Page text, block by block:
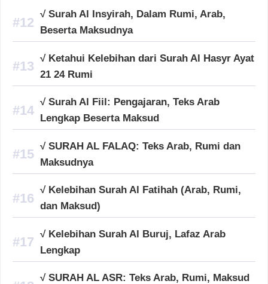
√ Surah Al Insyirah, Dalam Rumi, Arab,
Beserta Maksudnya
√ Ketahui Kelebihan dari Surah Al Hasyr Ayat
21 24 Rumi
√ Surah Al Fiil: Pengajaran, Teks Arab
Lengkap Beserta Maksud
√ SURAH AL FALAQ: Teks Arab, Rumi dan
Maksudnya
√ Kelebihan Surah Al Fatihah (Arab, Rumi,
dan Maksud)
√ Kelebihan Surah Al Buruj, Lafaz Arab
Lengkap
√ SURAH AL ASR: Teks Arab, Rumi, Maksud